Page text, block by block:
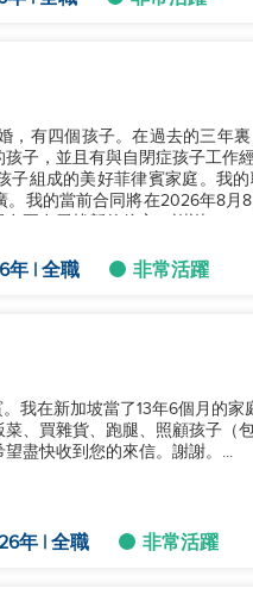
，有四個孩子。在過去的三年
子，並且有與自閉症孩子工作
子組成的美好菲律賓家庭。我
我的當前合同將在2026年8月
年 | 全職 非常活躍
我在新加坡當了13年6個月的家
、買雜貨、跑腿、照顧孩子（
盡快收到您的來信。謝謝。...
年 | 全職 非常活躍